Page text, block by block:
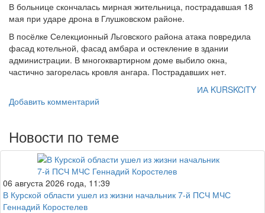
В больнице скончалась мирная жительница, пострадавшая 18
мая при ударе дрона в Глушковском районе.
В посёлке Селекционный Льговского района атака повредила
фасад котельной, фасад амбара и остекление в здании
администрации. В многоквартирном доме выбило окна,
частично загорелась кровля ангара. Пострадавших нет.
ИА KURSKCiTY
Добавить комментарий
Новости по теме
06 августа 2026 года, 11:39
В Курской области ушел из жизни начальник 7-й ПСЧ МЧС
Геннадий Коростелев